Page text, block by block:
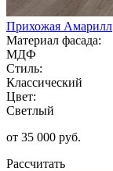
Прихожая Амарилл
Материал фасада:
МДФ
Стиль:
Классический
Цвет:
Светлый
от 35 000 руб.
Рассчитать